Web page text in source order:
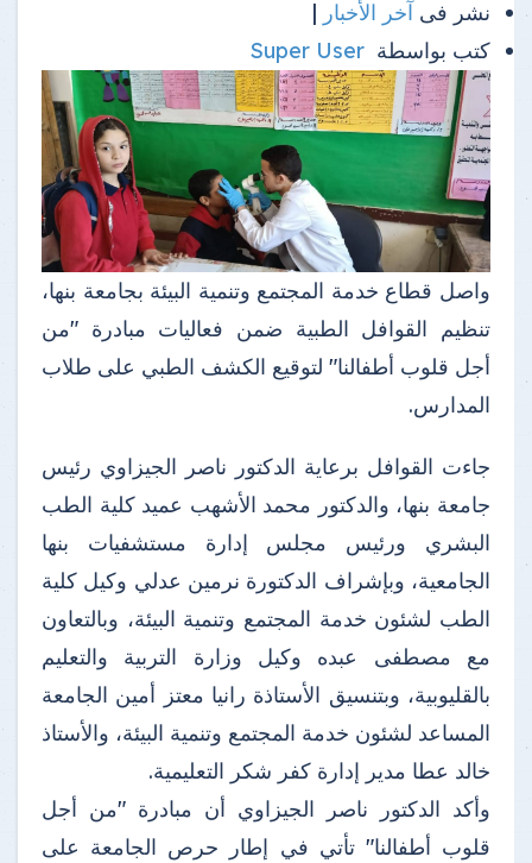
نشر فى آخر الأخبار |
كتب بواسطة Super User
واصل قطاع خدمة المجتمع وتنمية البيئة بجامعة بنها،
تنظيم القوافل الطبية ضمن فعاليات مبادرة "من
أجل قلوب أطفالنا" لتوقيع الكشف الطبي على طلاب
المدارس.
جاءت القوافل برعاية الدكتور ناصر الجيزاوي رئيس
جامعة بنها، والدكتور محمد الأشهب عميد كلية الطب
البشري ورئيس مجلس إدارة مستشفيات بنها
الجامعية، وبإشراف الدكتورة نرمين عدلي وكيل كلية
الطب لشئون خدمة المجتمع وتنمية البيئة، وبالتعاون
مع مصطفى عبده وكيل وزارة التربية والتعليم
بالقليوبية، وبتنسيق الأستاذة رانيا معتز أمين الجامعة
المساعد لشئون خدمة المجتمع وتنمية البيئة، والأستاذ
خالد عطا مدير إدارة كفر شكر التعليمية.
وأكد الدكتور ناصر الجيزاوي أن مبادرة "من أجل
قلوب أطفالنا" تأتي في إطار حرص الجامعة على